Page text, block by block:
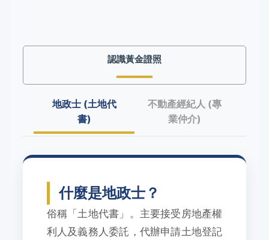
認識黃金證照
地政士 (土地代
書)
不動產經紀人 (專
業仲介)
什麼是地政士？
俗稱「土地代書」。主要接受房地產權
利人及義務人委託，代辦申請土地登記